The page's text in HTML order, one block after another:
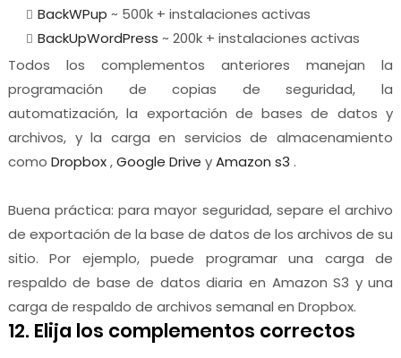
BackWPup ~ 500k + instalaciones activas
BackUpWordPress ~ 200k + instalaciones activas
Todos los complementos anteriores manejan la
programación de copias de seguridad, la
automatización, la exportación de bases de datos y
archivos, y la carga en servicios de almacenamiento
como Dropbox,Google Drive yAmazon s3 .
Buena práctica: para mayor seguridad, separe el archivo
de exportación de la base de datos de los archivos de su
sitio. Por ejemplo, puede programar una carga de
respaldo de base de datos diaria en Amazon S3 y una
carga de respaldo de archivos semanal en Dropbox.
12. Elija los complementos correctos